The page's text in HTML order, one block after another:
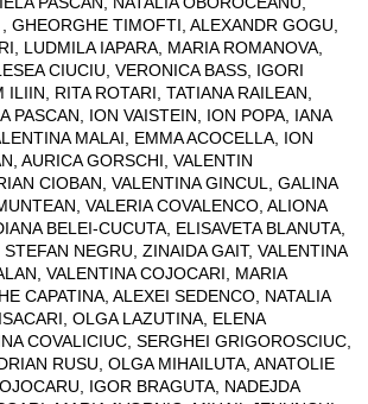
GHEORGHE TIMOFTI, ALEXANDR GOGU,
LUDMILA IAPARA, MARIA ROMANOVA,
CIUCIU, VERONICA BASS, IGORI
RITA ROTARI, TATIANA RAILEAN,
PASCAN, ION VAISTEIN, ION POPA, IANA
MALAI, EMMA ACOCELLA, ION
AURICA GORSCHI, VALENTIN
CIOBAN, VALENTINA GINCUL, GALINA
VALERIA COVALENCO, ALIONA
BELEI-CUCUTA, ELISAVETA BLANUTA,
STEFAN NEGRU, ZINAIDA GAIT, VALENTINA
VALENTINA COJOCARI, MARIA
CAPATINA, ALEXEI SEDENCO, NATALIA
OLGA LAZUTINA, ELENA
COVALICIUC, SERGHEI GRIGOROSCIUC,
RUSU, OLGA MIHAILUTA, ANATOLIE
IGOR BRAGUTA, NADEJDA